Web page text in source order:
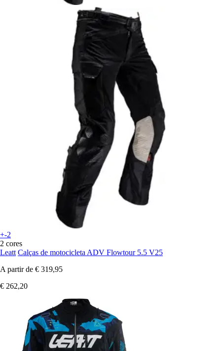
+-2
2 cores
Leatt Calças de motocicleta ADV Flowtour 5.5 V25
A partir de € 319,95
€ 262,20